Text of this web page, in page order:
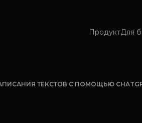
ПродуктДля
ТЕКСТОВ С ПОМОЩЬЮ